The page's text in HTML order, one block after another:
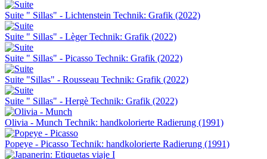
Suite " Sillas" - Lichtenstein Technik: Grafik (2022)
Suite " Sillas" - LègerTechnik: Grafik (2022)
Suite " Sillas" - Picasso Technik: Grafik (2022)
Suite "Sillas" - Rousseau Technik: Grafik (2022)
Suite " Sillas" - Hergè Technik: Grafik (2022)
Olivia - Munch Technik: handkolorierte Radierung (1991)
Popeye - Picasso Technik: handkolorierte Radierung (1991)